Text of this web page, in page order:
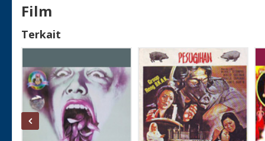
Film
Terkait